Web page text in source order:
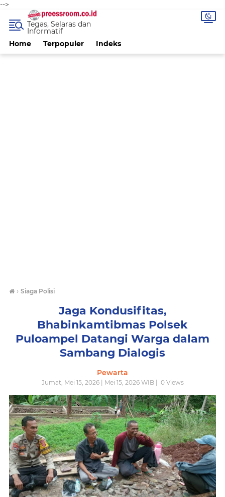
-->
Home Terpopuler Indeks
Tegas, Selaras dan
Informatif
› Siaga Polisi
Jaga Kondusifitas,
Bhabinkamtibmas Polsek
Puloampel Datangi Warga dalam
Sambang Dialogis
Pewarta
Jumat, Mei 15, 2026 | Mei 15, 2026 WIB | 0Views